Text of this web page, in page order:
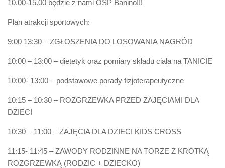
10.00-15.00 będzie z nami OSP Banino!!!
Plan atrakcji sportowych:
9:00 13:30 – ZGŁOSZENIA DO LOSOWANIA NAGRÓD
10:00 – 13:00 – dietetyk oraz pomiary składu ciała na TANICIE
10:00- 13:00 – podstawowe porady fizjoterapeutyczne
10:15 – 10:30 – ROZGRZEWKA PRZED ZAJĘCIAMI DLA
DZIECI
10:30 – 11:00 – ZAJĘCIA DLA DZIECI KIDS CROSS
11:15- 11:45 – ZAWODY RODZINNE NA TORZE Z KRÓTKĄ
ROZGRZEWKĄ (RODZIC + DZIECKO)